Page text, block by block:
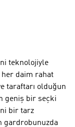
teknolojiyle
her daim rahat
taraftarı olduğun
geniş bir seçki
bir tarz
gardrobunuzda